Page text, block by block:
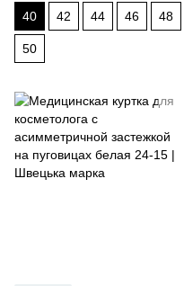
40 42 44 46 48
50